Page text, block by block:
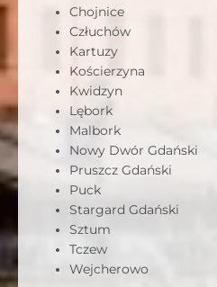
Chojnice
Człuchów
Kartuzy
Kościerzyna
Kwidzyn
Lębork
Malbork
Nowy Dwór Gdański
Pruszcz Gdański
Puck
Stargard Gdański
Sztum
Tczew
Wejcherowo